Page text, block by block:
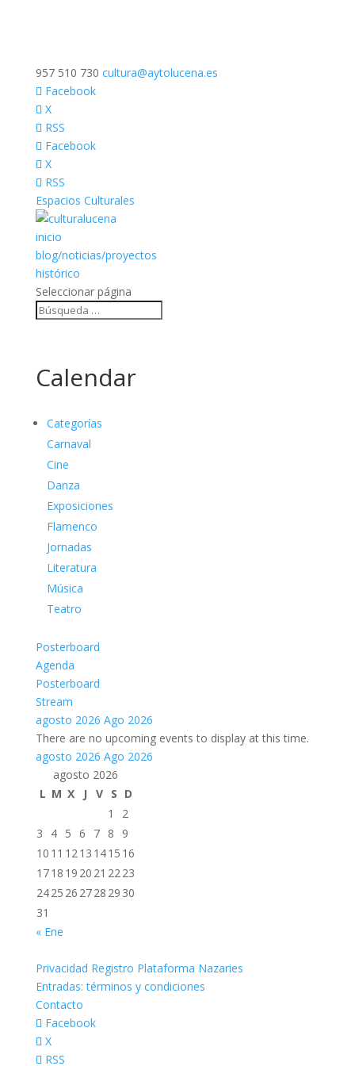
957 510 730 cultura@aytolucena.es
Facebook
X
RSS
Facebook
X
RSS
Espacios Culturales
inicio
blog/noticias/proyectos
histórico
Seleccionar página
Calendar
Categorías
Carnaval
Cine
Danza
Exposiciones
Flamenco
Jornadas
Literatura
Música
Teatro
Posterboard
Agenda
Posterboard
Stream
agosto 2026 Ago 2026
There are no upcoming events to display at this time.
agosto 2026 Ago 2026
agosto 2026
L M X J V S D
1
2
3
4 5 6 7 8
9
10 11 1213 1415 16
1718 19 20 21 2223
2425 26 2728 29 30
31
« Ene
Privacidad Registro Plataforma Nazaries
Entradas: términos y condiciones
Contacto
Facebook
X
RSS